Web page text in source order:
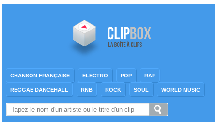
CHANSON FRANÇAISE ELECTRO POP RAP
REGGAE DANCEHALL RNB ROCK SOUL WORLD MUSIC